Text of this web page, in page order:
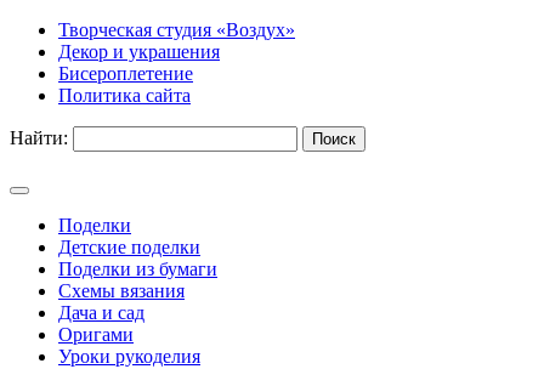
Творческая студия «Воздух»
Декор и украшения
Бисероплетение
Политика сайта
Найти:
Поделки
Детские поделки
Поделки из бумаги
Схемы вязания
Дача и сад
Оригами
Уроки рукоделия